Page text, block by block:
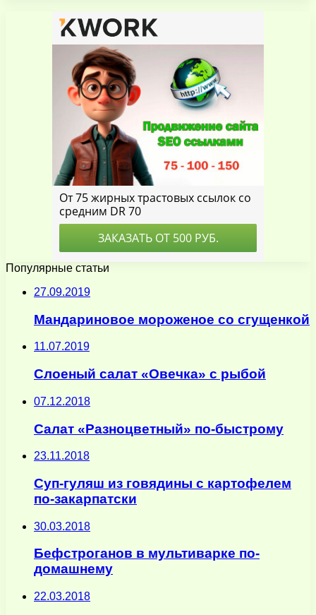
Популярные статьи
27.09.2019
Мандариновое мороженое со сгущенкой
11.07.2019
Слоеный салат «Овечка» с рыбой
07.12.2018
Салат «Разноцветный» по-быстрому
23.11.2018
Суп-гуляш из говядины с картофелем
по-закарпатски
30.03.2018
Бефстроганов в мультиварке по-
домашнему
22.03.2018